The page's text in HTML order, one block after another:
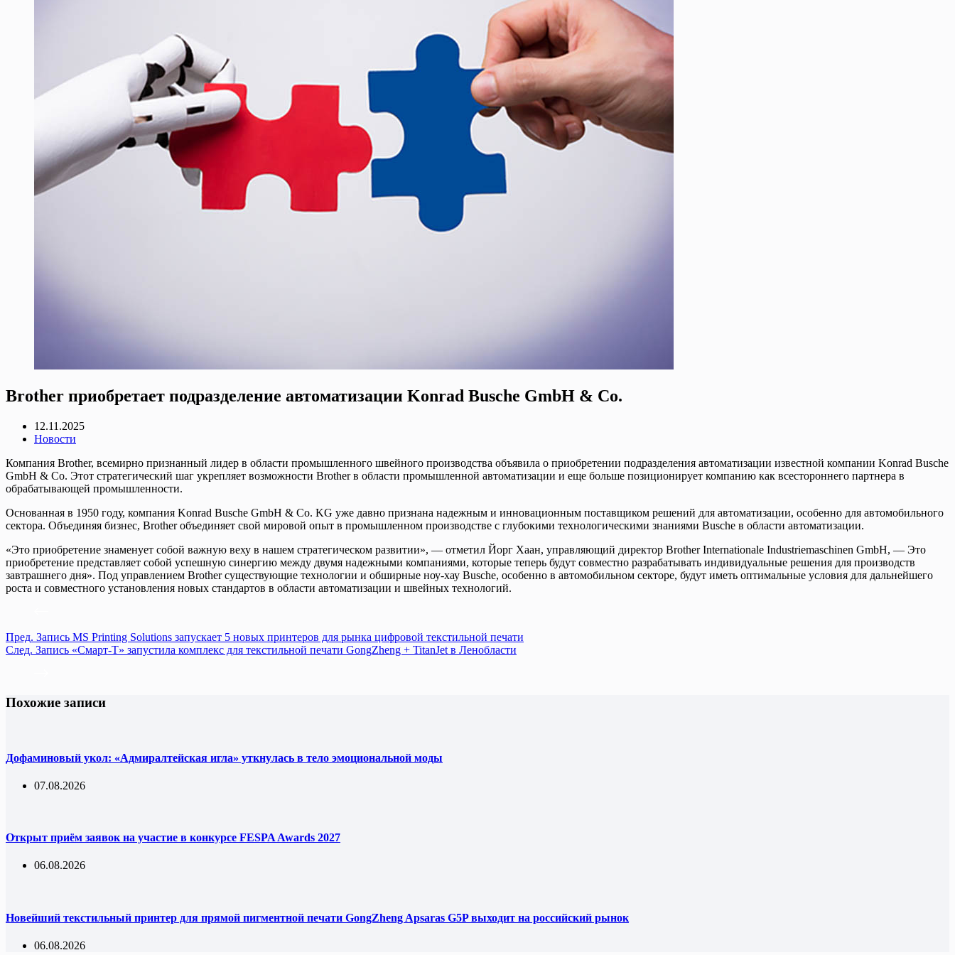
Brother приобретает подразделение автоматизации Konrad Busche GmbH & Co.
12.11.2025
Новости
Компания Brother, всемирно признанный лидер в области промышленного швейного производства объявила о приобретении подразделения автоматизации известной компании Konrad Busche
GmbH & Co. Этот стратегический шаг укрепляет возможности Brother в области промышленной автоматизации и еще больше позиционирует компанию как всестороннего партнера в
обрабатывающей промышленности.
Основанная в 1950 году, компания Konrad Busche GmbH & Co. KG уже давно признана надежным и инновационным поставщиком решений для автоматизации, особенно для автомобильного
сектора. Объединяя бизнес, Brother объединяет свой мировой опыт в промышленном производстве с глубокими технологическими знаниями Busche в области автоматизации.
«Это приобретение знаменует собой важную веху в нашем стратегическом развитии», — отметил Йорг Хаан, управляющий директор Brother Internationale Industriemaschinen GmbH, — Это
приобретение представляет собой успешную синергию между двумя надежными компаниями, которые теперь будут совместно разрабатывать индивидуальные решения для производств
завтрашнего дня». Под управлением Brother существующие технологии и обширные ноу-хау Busche, особенно в автомобильном секторе, будут иметь оптимальные условия для дальнейшего
роста и совместного установления новых стандартов в области автоматизации и швейных технологий.
Пред. Запись MS Printing Solutions запускает 5 новых принтеров для рынка цифровой текстильной печати
След. Запись «Смарт-Т» запустила комплекс для текстильной печати GongZheng + TitanJet в Ленобласти
Похожие записи
Дофаминовый укол: «Адмиралтейская игла» уткнулась в тело эмоциональной моды
07.08.2026
Открыт приём заявок на участие в конкурсе FESPA Awards 2027
06.08.2026
Новейший текстильный принтер для прямой пигментной печати GongZheng Apsaras G5P выходит на российский рынок
06.08.2026